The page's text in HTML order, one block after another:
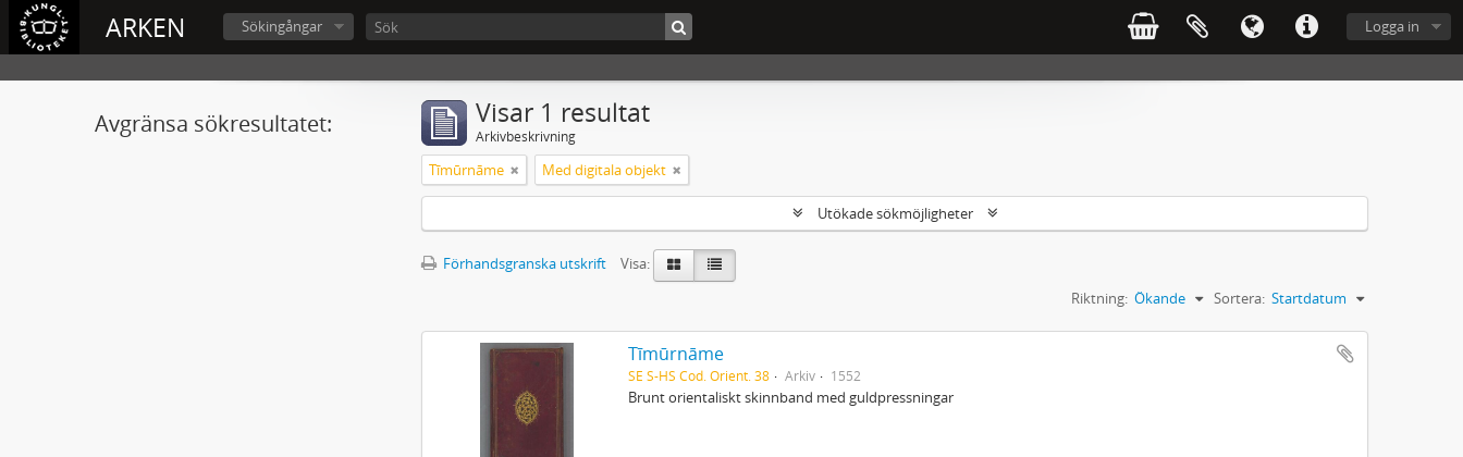
ARKEN Logga in
Sökingångar
Avgränsa sökresultatet: Visar 1 resultat
Arkivbeskrivning
Tīmūrnāme Med digitala objekt
Utökade sökmöjligheter
Förhandsgranska utskrift
Visa:
Sortera: Startdatum
Riktning: Ökande
Tīmūrnāme
SE S-HS Cod. Orient. 38 Arkiv 1552
Brunt orientaliskt skinnband med guldpressningar